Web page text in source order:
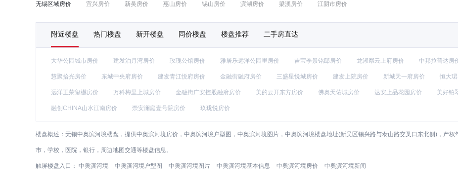
无锡区域房价 宜兴房价 新吴房价 惠山房价 锡山房价 滨湖房价 梁溪房价 江阴市房价
附近楼盘 热门楼盘 新开楼盘 同价楼盘 楼盘推荐 二手房直达
大华公园城市房价 建发泊月湾房价 玫瑰公馆房价 雅居乐远洋公园里房价 吉宝季景铭邸房价 龙湖粼云上府房价 中邦拉普达房
慧聚拾光房价 东城中央府房价 建发青江悦府房价 金融街融府房价 三盛星悦城房价 建发上院房价 新城天一府房价 恒大
远洋正荣玺樾房价 万科梅里上城房价 金融街广安控股融府房价 美的云开东方房价 佛奥天佑城房价 达安上品花园房价 美好铂
融创CHINA山水江南房价 崇安澜庭壹号院房价 玖珑悦房价
楼盘概述： 无锡中奥滨河境楼盘，提供中奥滨河境房价，中奥滨河境户型图，中奥滨河境图片，中奥滨河境楼盘地址(新吴区锡兴路与泰山路交叉口东北侧)，产
市，学校，医院，银行，周边地图交通等楼盘信息。
触屏楼盘入口： 中奥滨河境 中奥滨河境户型图 中奥滨河境图片 中奥滨河境基本信息 中奥滨河境房价 中奥滨河境新闻